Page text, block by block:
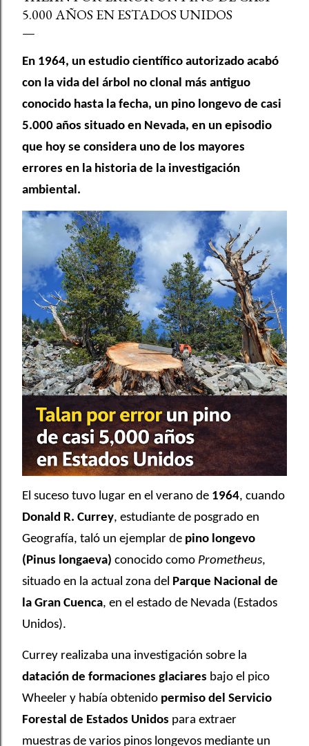
5.000 AÑOS EN ESTADOS UNIDOS
En 1964, un estudio científico autorizado acabó
con la vida del árbol no clonal más antiguo
conocido hasta la fecha, un pino longevo de casi
5.000 años situado en Nevada, en un episodio
que hoy se considera uno de los mayores
errores en la historia de la investigación
ambiental.
El suceso tuvo lugar en el verano de 1964, cuando
Donald R. Currey, estudiante de posgrado en
Geografía, taló un ejemplar de pino longevo
(Pinus longaeva) conocido como Prometheus,
situado en la actual zona del Parque Nacional de
la Gran Cuenca, en el estado de Nevada (Estados
Unidos).
Currey realizaba una investigación sobre la
datación de formaciones glaciares bajo el pico
Wheeler y había obtenido permiso del Servicio
Forestal de Estados Unidos para extraer
muestras de varios pinos longevos mediante un